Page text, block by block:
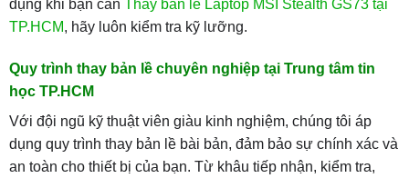
dụng khi bạn cần Thay bản lề Laptop MSI Stealth GS73 tại
TP.HCM, hãy luôn kiểm tra kỹ lưỡng.
Quy trình thay bản lề chuyên nghiệp tại Trung tâm tin
học TP.HCM
Với đội ngũ kỹ thuật viên giàu kinh nghiệm, chúng tôi áp
dụng quy trình thay bản lề bài bản, đảm bảo sự chính xác và
an toàn cho thiết bị của bạn. Từ khâu tiếp nhận, kiểm tra,